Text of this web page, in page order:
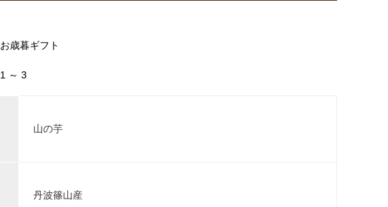
お歳暮ギフト
1 ～ 3
山の芋
丹波篠山産